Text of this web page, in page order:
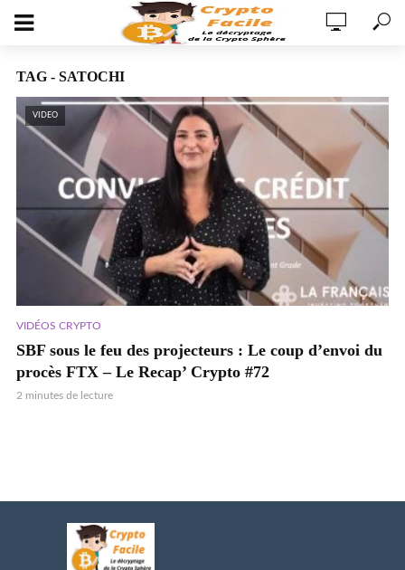
TAG - SATOCHI
VIDEO
VIDÉOS CRYPTO
SBF sous le feu des projecteurs : Le coup d’envoi du
procès FTX – Le Recap’ Crypto #72
2 minutes de lecture